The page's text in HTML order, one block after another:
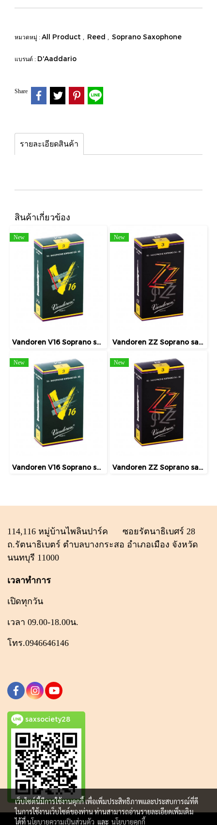
หมวดหมู่ : All Product , Reed , Soprano Saxophone
แบรนด์ : D'Aaddario
Share
รายละเอียดสินค้า
สินค้าเกี่ยวข้อง
New
Vandoren V16 Soprano saxophone (แพ็ค)
New
Vandoren ZZ Soprano saxophone (แพ็ค)
New
Vandoren V16 Soprano saxophone (แยกชิ้น)
New
Vandoren ZZ Soprano saxophone (แยกชิ้น)
114,116 หมู่บ้านไพลินปาร์ค ซอยรัตนาธิเบศร์ 28
ถ.รัตนาธิเบตร์ ตำบลบางกระสอ อำเภอเมือง จังหวัด
นนทบุรี 11000
เวลาทำการ
เปิดทุกวัน
เวลา 09.00-18.00น.
โทร.0946646146
saxsociety28
Copy right by makewebeasy.com
เว็บไซต์นี้มีการใช้งานคุกกี้ เพื่อเพิ่มประสิทธิภาพและประสบการณ์ที่ดี
ในการใช้งานเว็บไซต์ของท่าน ท่านสามารถอ่านรายละเอียดเพิ่มเติม
ได้ที่นโยบายความเป็นส่วนตัว และ นโยบายคุกกี้